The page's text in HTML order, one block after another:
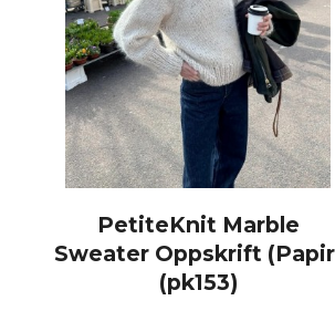
PetiteKnit Marble
Sweater Oppskrift
(pk153)